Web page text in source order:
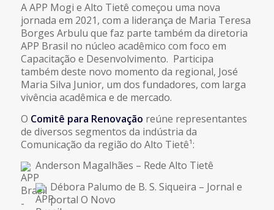
A APP Mogi e Alto Tietê começou uma nova
jornada em 2021, com a liderança de Maria Teresa
Borges Arbulu que faz parte também da diretoria
APP Brasil no núcleo acadêmico com foco em
Capacitação e Desenvolvimento. Participa
também deste novo momento da regional, José
Maria Silva Junior, um dos fundadores, com larga
vivência acadêmica e de mercado.
O Comitê para Renovação reúne representantes
de diversos segmentos da indústria da
Comunicação da região do Alto Tietê¹:
Anderson Magalhães – Rede Alto Tietê
Débora Palumo de B. S. Siqueira – Jornal e
portal O Novo